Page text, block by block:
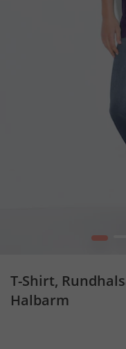
1
T-Shirt,
Halbarm